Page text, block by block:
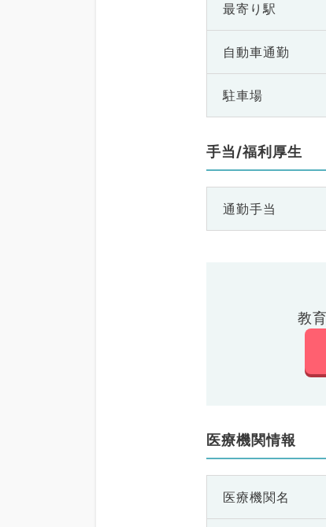
最寄り駅
自動車通勤
駐車場
手当/福利厚生
通勤手当
教
医療機関情報
医療機関名